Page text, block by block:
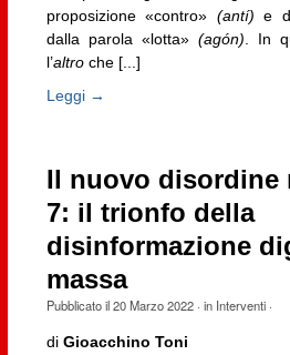
proposizione «contro» (antí) e
dalla parola «lotta» (agón) . In
l’altroche [...]
Leggi →
Il nuovo disordine
7: il trionfo della
disinformazione
massa
Pubblicato il20 Marzo 2022· in Interventi·
di Gioacchino Toni